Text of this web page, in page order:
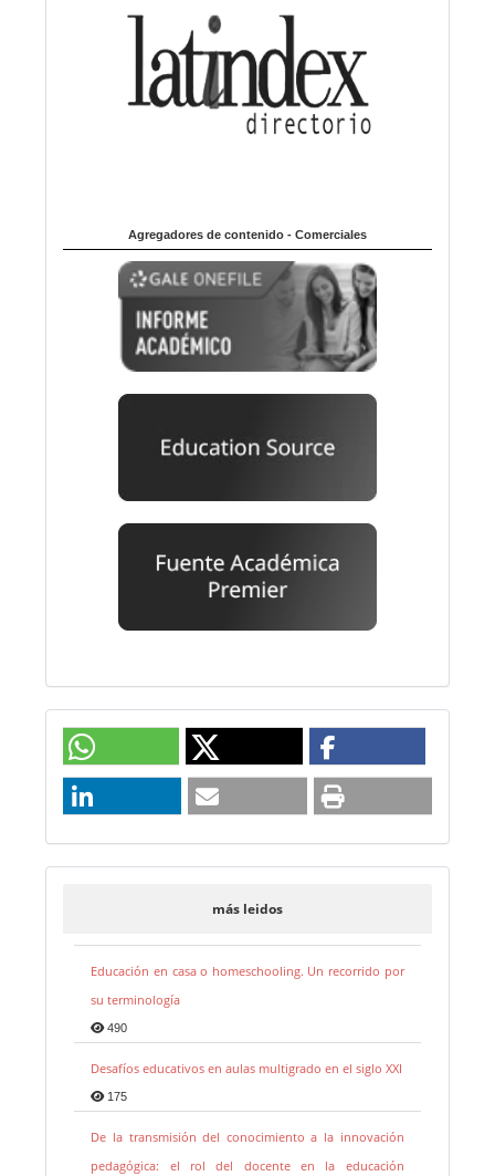
Agregadores de contenido - Comerciales
más leidos
Educación en casa o homeschooling. Un recorrido por
su terminología
490
Desafíos educativos en aulas multigrado en el siglo XXI
175
De la transmisión del conocimiento a la innovación
pedagógica: el rol del docente en la educación